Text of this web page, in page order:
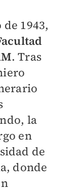
1943,
. Tras
la
en
de
donde